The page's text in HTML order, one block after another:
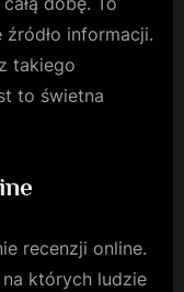
informacji.
takiego
to świetna
recenzji online.
których ludzie